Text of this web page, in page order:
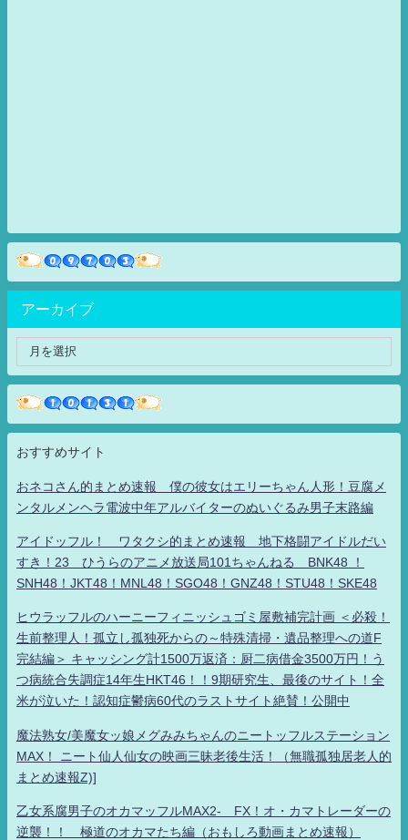
アーカイブ
おすすめサイト
おネコさん的まとめ速報 僕の彼女はエリーちゃん人形！豆腐メ
ンタルメンヘラ電波中年アルバイターのぬいぐるみ男子末路編
アイドッフル！ ワタクシ的まとめ速報 地下格闘アイドルだい
すき！23 ひうらのアニメ放送局101ちゃんねる BNK48 ！
SNH48！JKT48！MNL48！SGO48！GNZ48！STU48！SKE48
ヒウラッフルのハーニーフィニッシュゴミ屋敷補完計画 ＜必殺！
生前整理人！孤立し孤独死からの～特殊清掃・遺品整理への道F
完結編＞ キャッシング計1500万返済：厨二病借金3500万円！う
つ病統合失調症14年生HKT46！！9期研究生、最後のサイト！全
米が泣いた！認知症鬱病60代のラストサイト絶賛！公開中
魔法熟女/美魔女ッ娘メグみみちゃんのニートッフルステーション
MAX！ ニート仙人仙女の映画三昧老後生活！（無職孤独居老人的
まとめ速報Z)]
乙女系腐男子のオカマッフルMAX2- FX！オ・カマトレーダーの
逆襲！！ 極道のオカマたち編（おもしろ動画まとめ速報）